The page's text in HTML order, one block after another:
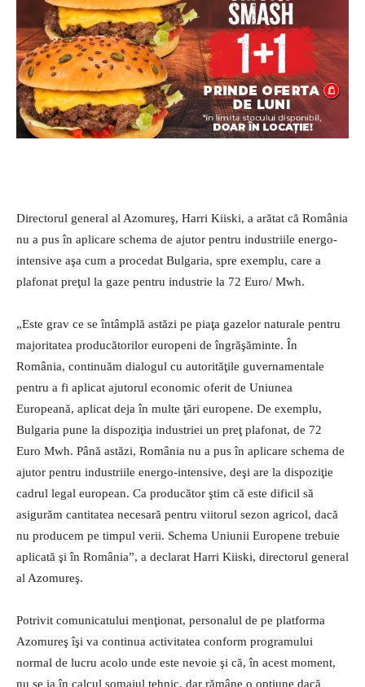
Directorul general al Azomureş, Harri Kiiski, a arătat că România
nu a pus în aplicare schema de ajutor pentru industriile energo-
intensive aşa cum a procedat Bulgaria, spre exemplu, care a
plafonat preţul la gaze pentru industrie la 72 Euro/ Mwh.
„Este grav ce se întâmplă astăzi pe piaţa gazelor naturale pentru
majoritatea producătorilor europeni de îngrăşăminte. În
România, continuăm dialogul cu autorităţile guvernamentale
pentru a fi aplicat ajutorul economic oferit de Uniunea
Europeană, aplicat deja în multe ţări europene. De exemplu,
Bulgaria pune la dispoziţia industriei un preţ plafonat, de 72
Euro Mwh. Până astăzi, România nu a pus în aplicare schema de
ajutor pentru industriile energo-intensive, deşi are la dispoziţie
cadrul legal european. Ca producător ştim că este dificil să
asigurăm cantitatea necesară pentru viitorul sezon agricol, dacă
nu producem pe timpul verii. Schema Uniunii Europene trebuie
aplicată şi în România”, a declarat Harri Kiiski, directorul general
al Azomureş.
Potrivit comunicatului menţionat, personalul de pe platforma
Azomureş îşi va continua activitatea conform programului
normal de lucru acolo unde este nevoie şi că, în acest moment,
nu se ia în calcul şomajul tehnic, dar rămâne o opţiune dacă